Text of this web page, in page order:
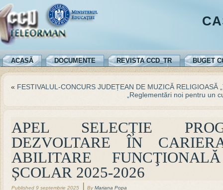
ACASĂ DOCUMENTE REVISTA CCD_TR BUGET
« FESTIVALUL-CONCURS JUDEȚEAN DE MUZICĂ RELIGIOASĂ
„Reglementări noi pentru un
APEL SELECȚIE
DEZVOLTARE ÎN
ABILITARE
ȘCOLAR 2025-2026
Published 9 septembrie 2025 By Mariana Popa